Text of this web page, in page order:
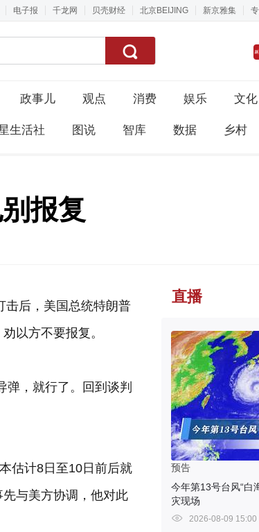
电子报 千龙网 贝壳财经 北京BEIJING 新京雅集
政事儿 观点 消费 娱乐 文化
生活社 图说 智库 数据 乡村
报复
击后，美国总统特朗普
以方不要报复。
弹，就行了。回到谈判
估计8日至10日前后就
与美方协调，他对此
直播
预告
今年第13号台风“白
灾现场
2026-08-09 15:00